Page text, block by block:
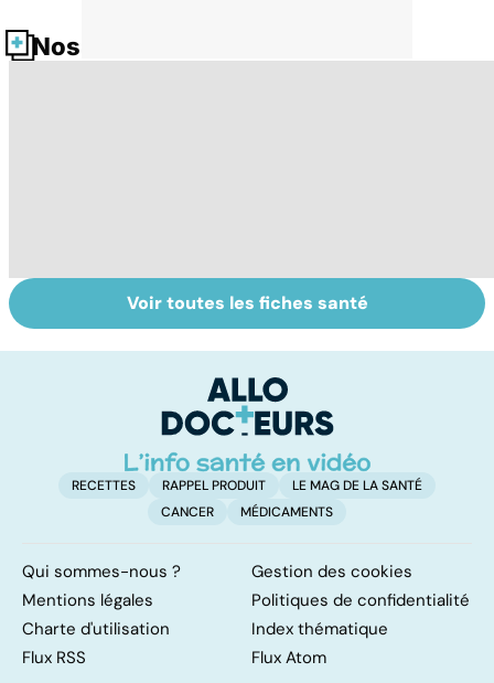
Nos fiches santé
Quand les pieds
font souffrir
Tout savoir sur
les infections
Voir toutes les fiches santé
RECETTES RAPPEL PRODUIT
LE MAG DE LA SANTÉ
CANCER
MÉDICAMENTS
Qui sommes-nous ?
Gestion des cookies
Mentions légales
Politiques de confidentialité
Charte d'utilisation
Index thématique
Flux RSS
Flux Atom